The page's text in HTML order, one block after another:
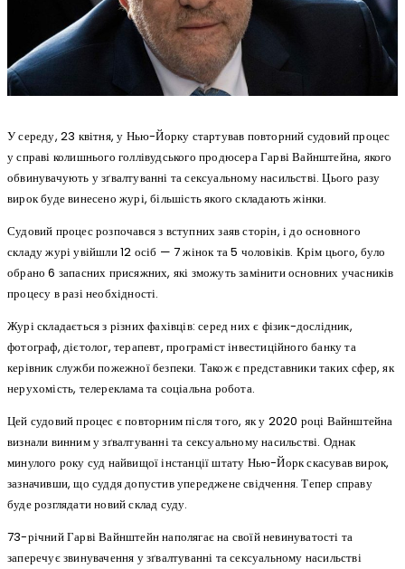
У середу, 23 квітня, у Нью-Йорку стартував повторний судовий процес
у справі колишнього голлівудського продюсера Гарві Вайнштейна, якого
обвинувачують у зґвалтуванні та сексуальному насильстві. Цього разу
вирок буде винесено журі, більшість якого складають жінки.
Судовий процес розпочався з вступних заяв сторін, і до основного
складу журі увійшли 12 осіб — 7 жінок та 5 чоловіків. Крім цього, було
обрано 6 запасних присяжних, які зможуть замінити основних учасників
процесу в разі необхідності.
Журі складається з різних фахівців: серед них є фізик-дослідник,
фотограф, дієтолог, терапевт, програміст інвестиційного банку та
керівник служби пожежної безпеки. Також є представники таких сфер, як
нерухомість, телереклама та соціальна робота.
Цей судовий процес є повторним після того, як у 2020 році Вайнштейна
визнали винним у зґвалтуванні та сексуальному насильстві. Однак
минулого року суд найвищої інстанції штату Нью-Йорк скасував вирок,
зазначивши, що суддя допустив упереджене свідчення. Тепер справу
буде розглядати новий склад суду.
73-річний Гарві Вайнштейн наполягає на своїй невинуватості та
заперечує звинувачення у зґвалтуванні та сексуальному насильстві